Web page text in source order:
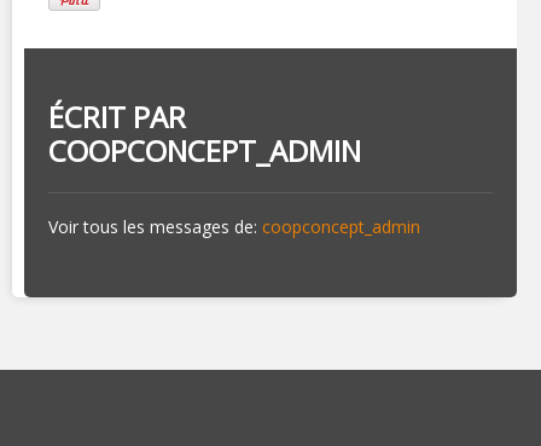
ÉCRIT PAR
COOPCONCEPT_ADMIN
Voir tous les messages de: coopconcept_admin